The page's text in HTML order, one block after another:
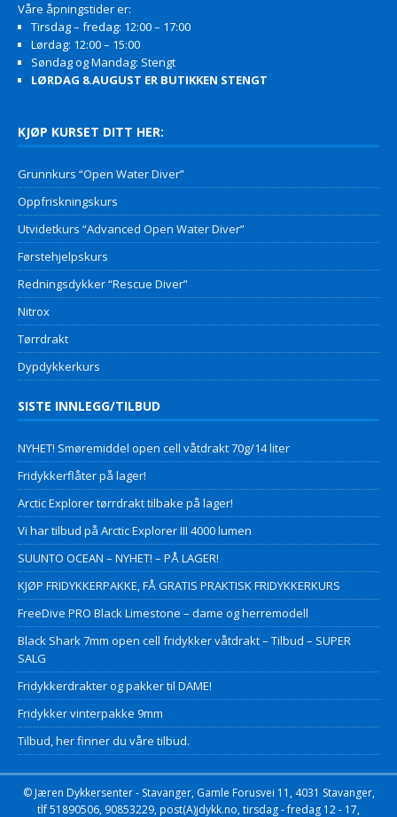
Våre åpningstider er:
Tirsdag – fredag: 12:00 – 17:00
Lørdag: 12:00 – 15:00
Søndag og Mandag: Stengt
LØRDAG 8.AUGUST ER BUTIKKEN STENGT
KJØP KURSET DITT HER:
Grunnkurs “Open Water Diver”
Oppfriskningskurs
Utvidetkurs “Advanced Open Water Diver”
Førstehjelpskurs
Redningsdykker “Rescue Diver”
Nitrox
Tørrdrakt
Dypdykkerkurs
SISTE INNLEGG/TILBUD
NYHET! Smøremiddel open cell våtdrakt 70g/14 liter
Fridykkerflåter på lager!
Arctic Explorer tørrdrakt tilbake på lager!
Vi har tilbud på Arctic Explorer III 4000 lumen
SUUNTO OCEAN – NYHET! – PÅ LAGER!
KJØP FRIDYKKERPAKKE, FÅ GRATIS PRAKTISK FRIDYKKERKURS
FreeDive PRO Black Limestone – dame og herremodell
Black Shark 7mm open cell fridykker våtdrakt – Tilbud – SUPER
SALG
Fridykkerdrakter og pakker til DAME!
Fridykker vinterpakke 9mm
Tilbud, her finner du våre tilbud.
© Jæren Dykkersenter - Stavanger, Gamle Forusvei 11, 4031 Stavanger,
tlf 51890506, 90853229, post(A)jdykk.no, tirsdag - fredag 12 - 17,